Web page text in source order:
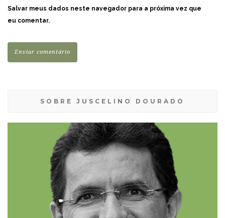
Salvar meus dados neste navegador para a próxima vez que
eu comentar.
SOBRE JUSCELINO DOURADO